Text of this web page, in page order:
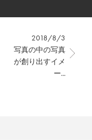
2018/8/3
写真の中の写真
が創り出すイメ
ー...